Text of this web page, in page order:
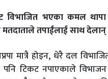
विभाजित भएका कमल थापा
तपाईंलाई साथ देलान्
मात्रै होइन, धेरै दल
पनि टिकट नपाएकाले